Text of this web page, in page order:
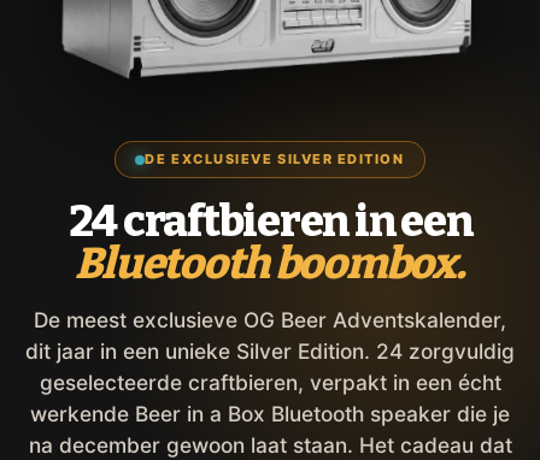
DE EXCLUSIEVE SILVER EDITION
24 craftbieren in een
Bluetooth boombox.
De meest exclusieve OG Beer Adventskalender,
dit jaar in een unieke Silver Edition. 24 zorgvuldig
geselecteerde craftbieren, verpakt in een écht
werkende Beer in a Box Bluetooth speaker die je
na december gewoon laat staan. Het cadeau dat